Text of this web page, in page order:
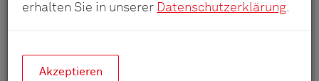
erhalten Sie in unserer
Datenschutzerklärung
Akzeptieren